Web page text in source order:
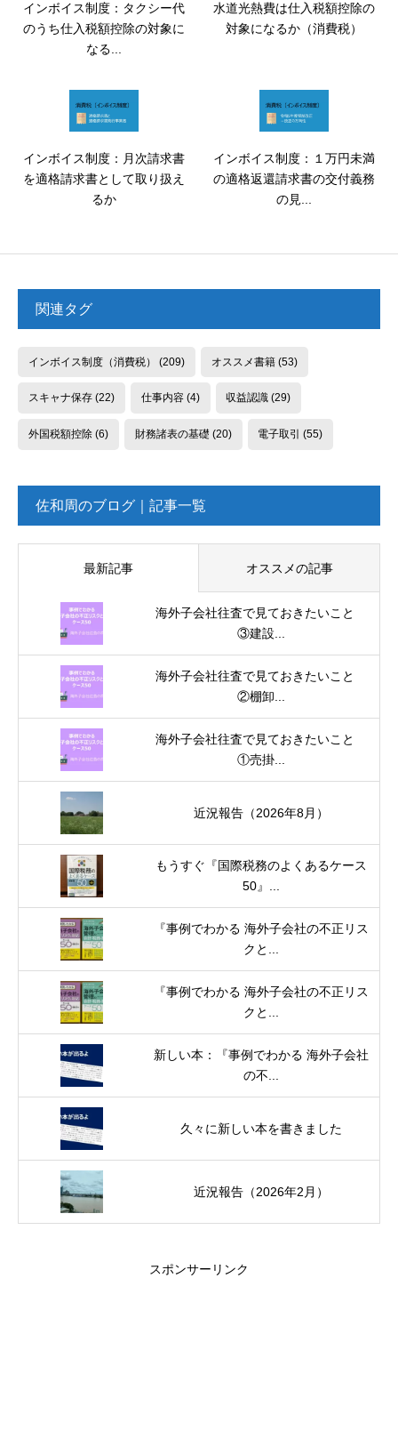
インボイス制度：タクシー代
のうち仕入税額控除の対象に
なる...
水道光熱費は仕入税額控除の
対象になるか（消費税）
インボイス制度：月次請求書
を適格請求書として取り扱え
るか
インボイス制度：１万円未満
の適格返還請求書の交付義務
の見...
関連タグ
インボイス制度（消費税） (209) オススメ書籍(53)
スキャナ保存(22) 仕事内容(4) 収益認識 (29)
外国税額控除(6) 財務諸表の基礎 (20) 電子取引 (55)
佐和周のブログ｜記事一覧
最新記事 オススメの記事
海外子会社往査で見ておきたいこと
③建設...
海外子会社往査で見ておきたいこと
②棚卸...
海外子会社往査で見ておきたいこと
①売掛...
近況報告（2026年8月）
もうすぐ『国際税務のよくあるケース
50』...
『事例でわかる 海外子会社の不正リス
クと...
『事例でわかる 海外子会社の不正リス
クと...
新しい本：『事例でわかる 海外子会社
の不...
久々に新しい本を書きました
近況報告（2026年2月）
スポンサーリンク